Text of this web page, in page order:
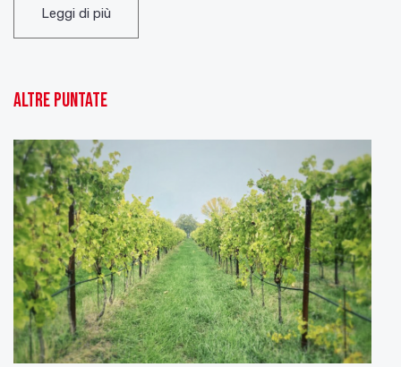
Quartetto Lyskamm
13 aprile
, ore 18:30, presso l’
Robert Schumann, Quartetto per archi in fa
maggiore, op. 41 n. 2.
Con visita guidata al museo su prenotazione
Buon ascolto!
Racconti di un Viandante è a cura degli Amici del
Quartetto “A. Borciani”, i testi sono di Nicola
Bigliardi.
Leggi di più
Altre puntate